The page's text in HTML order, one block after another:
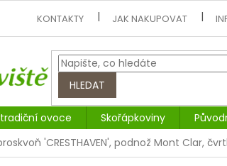
KONTAKTY JAK NAKUPOVAT
HLEDAT
ovoce Skořápkoviny
'CRESTHAVEN', podnož Mont Clar,